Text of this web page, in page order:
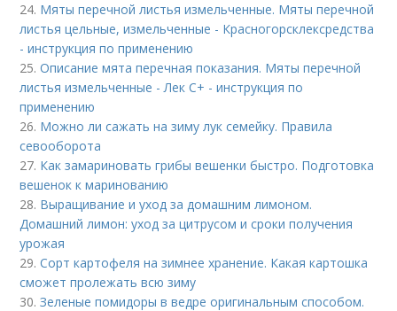
24. Мяты перечной листья измельченные. Мяты перечной
листья цельные, измельченные - Красногорсклексредства
- инструкция по применению
25.Описание мята перечная показания. Мяты перечной
листья измельченные - Лек С+ - инструкция по
применению
26. Можно ли сажать на зиму лук семейку. Правила
севооборота
27. Как замариновать грибы вешенки быстро. Подготовка
вешенок к маринованию
28. Выращивание и уход за домашним лимоном.
Домашний лимон: уход за цитрусом и сроки получения
урожая
29.Сорт картофеля на зимнее хранение. Какая картошка
сможет пролежать всю зиму
30.Зеленые помидоры в ведре оригинальным способом.